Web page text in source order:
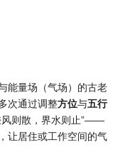
能量场（气场）的古老
次通过调整方位与五行
风则散，界水则止”——
让居住或工作空间的气